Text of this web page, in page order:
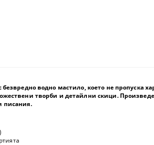
водно мастило, което не пропуска
творби и детайлни скици.
писания.